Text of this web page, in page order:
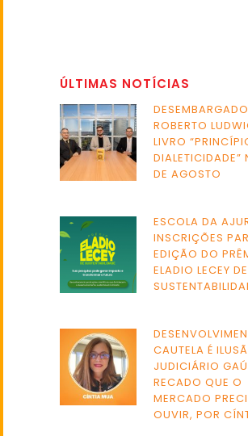
ÚLTIMAS NOTÍCIAS
ROBERTO
LIVRO
DIALETICIDADE”
DE AGOSTO
ESCOLA DA
INSCRIÇÕES
EDIÇÃO DO
ELADIO LECEY DE
CAUTELA É
JUDICIÁRIO
RECADO QUE O
MERCADO
OUVIR, POR